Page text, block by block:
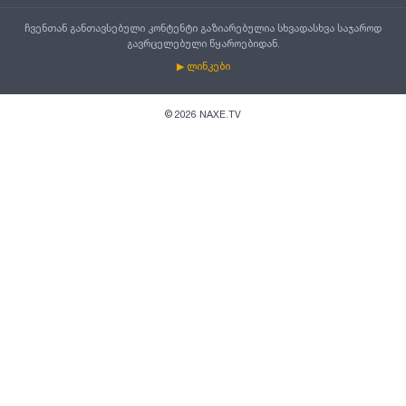
ჩვენთან განთავსებული კონტენტი გაზიარებულია სხვადასხვა საჯაროდ
გავრცელებული წყაროებიდან.
▶ ლინკები
© 2026 NAXE.TV